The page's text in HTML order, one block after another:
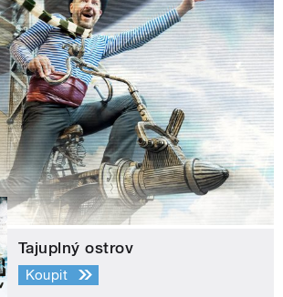
Tajuplný ostrov
Koupit